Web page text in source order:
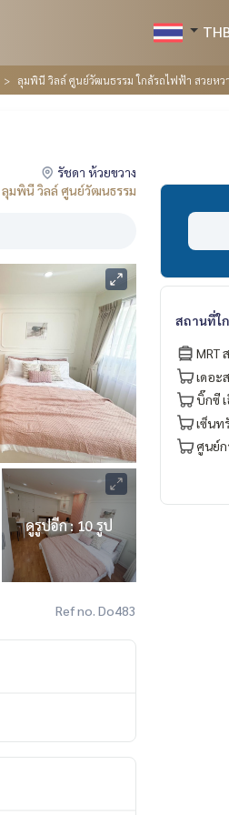
ลุมพินี วิลล์ ศูนย์วัฒนธรรม ใกล้รถไฟฟ้า สวยหว
รัชดา ห้วยขวาง
ลุมพินี วิลล์ ศูนย์วัฒนธรรม
ดูรูปอีก : 10 รูป
Ref no. Do483
สถานที่ใ
MRT
เดอะ
บิ๊กซี
เซ็นท
ศูนย์